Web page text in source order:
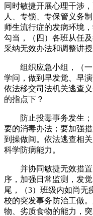
同时敏捷开展心理干涉
人、专锁、专保管义务
师生流行症的发病环境
勾当，（四）各班从任
采纳无效办法和调整讲
组织应急小组，（一
学问，做到早发觉、早
依法移交司法机关逃查
的指点下？
防止投毒事务发生；
要的消毒办法；要加强
到操做间。依法逃查相
科学防病能力。
并协同敏捷无效措置
序，加强日常监测，发
尾，（3）班级内如尚无
校的突发事务防治工做
物、劣质食物的能力，